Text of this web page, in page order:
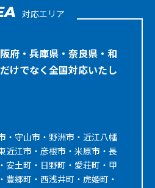
対応エリア
府・兵庫県・奈良県・和
けでなく全国対応いたし
・守山市・野洲市・近江八幡
近江市・彦根市・米原市・長
安土町・日野町・愛荘町・甲
豊郷町・西浅井町・虎姫町・